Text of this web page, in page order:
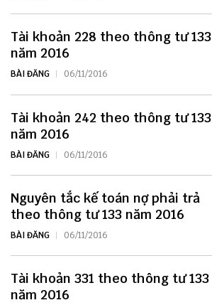
Tài khoản 228 theo thông tư 133
năm 2016
BÀI ĐĂNG 06/11/2016
Tài khoản 242 theo thông tư 133
năm 2016
BÀI ĐĂNG 06/11/2016
Nguyên tắc kế toán nợ phải trả
theo thông tư 133 năm 2016
BÀI ĐĂNG 06/11/2016
Tài khoản 331 theo thông tư 133
năm 2016